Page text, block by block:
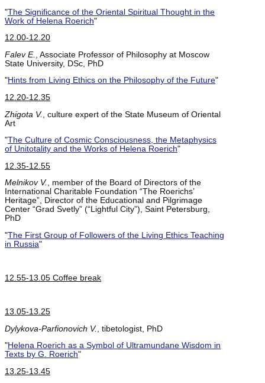
"The Significance of the Oriental Spiritual Thought in the
Work of Helena Roerich"
12.00-12.20
Falev E.
, Associate Professor of Philosophy at Moscow
State University, DSc, PhD
"Hints from Living Ethics on the Philosophy of the Future"
12.20-12.35
Zhigota V. , culture expert of the State Museum of Oriental
Art
"The Culture of Cosmic Consciousness, the Metaphysics
of Unitotality and the Works of Helena Roerich"
12.35-12.55
Melnikov V., member of the Board of Directors of the
International Charitable Foundation “The Roerichs’
Heritage”, Director of the Educational and Pilgrimage
Center “Grad Svetly” (“Lightful City”), Saint Petersburg,
PhD
"The First Group of Followers of the Living Ethics Teaching
in Russia"
12.55-13.05 Coffee break
13.05-13.25
Dylykova-Parfionovich V. , tibetologist, PhD
"Helena Roerich as a Symbol of Ultramundane Wisdom in
Texts by G. Roerich"
13.25-13.45